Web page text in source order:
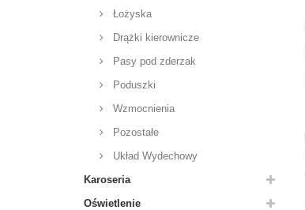
Łożyska
Drążki kierownicze
Pasy pod zderzak
Poduszki
Wzmocnienia
Pozostałe
Układ Wydechowy
Karoseria
Oświetlenie